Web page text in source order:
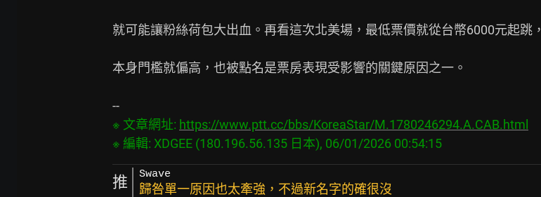
就可能讓粉絲荷包大出血。再看這次北美場，最低票價就從台幣6000元起跳，
本身門檻就偏高，也被點名是票房表現受影響的關鍵原因之一。
※ 文章網址: https://www.ptt.cc/bbs/KoreaStar/M.1780246294.A.CAB.html
推 Swave
歸咎單一原因也太牽強，不過新名字的確很沒